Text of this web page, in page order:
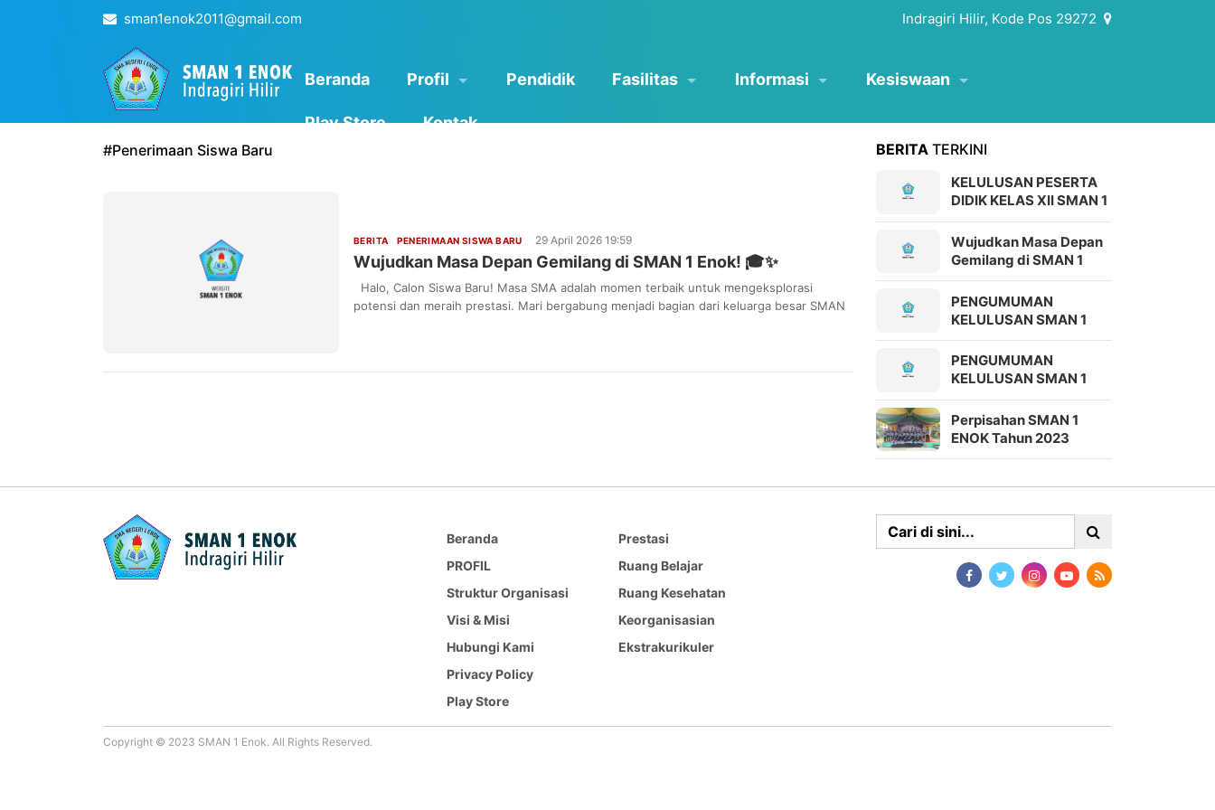
sman1enok2011@gmail.com Indragiri Hilir, Kode Pos 29272
Beranda Profil Pendidik Fasilitas Informasi Kesiswaan
Play Store Kontak
#Penerimaan Siswa Baru
BERITA PENERIMAAN SISWA BARU 29 April 2026 19:59
Wujudkan Masa Depan Gemilang di SMAN 1 Enok! 🎓✨
Halo, Calon Siswa Baru! Masa SMA adalah momen terbaik untuk mengeksplorasi
potensi dan meraih prestasi. Mari bergabung menjadi bagian dari keluarga besar SMAN
BERITA TERKINI
KELULUSAN PESERTA
DIDIK KELAS XII SMAN 1
ENOK TAHUN AJARAN
2025/2026
Wujudkan Masa Depan
Gemilang di SMAN 1
Enok! 🎓✨
PENGUMUMAN
KELULUSAN SMAN 1
Enok Tahun
Pelajaran 2024/2025
PENGUMUMAN
KELULUSAN SMAN 1
ENOK TAHUN 2024
Perpisahan SMAN 1
ENOK Tahun 2023
Beranda
PROFIL
Struktur Organisasi
Visi & Misi
Hubungi Kami
Privacy Policy
Play Store
Prestasi
Ruang Belajar
Ruang Kesehatan
Keorganisasian
Ekstrakurikuler
Copyright © 2023 SMAN 1 Enok. All Rights Reserved.